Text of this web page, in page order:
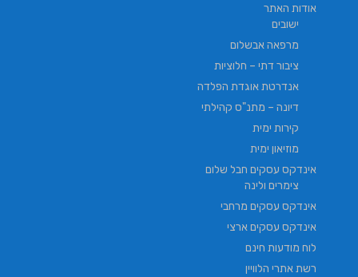
אודות האתר
ישובים
מרפאה אבשלום
ציבור דתי – חלוציות
אנדרטת אוגדת הפלדה
דיונה – מתנ"ס קהילתי
קירות ימית
מוזיאון ימית
אינדקס עסקים חבל שלום
צימרים ולינה
אינדקס עסקים מרחבי
אינדקס עסקים ארצי
לוח מודעות חינם
רשת אתרי הלוויין